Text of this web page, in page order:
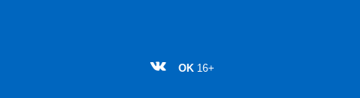
OK 16+